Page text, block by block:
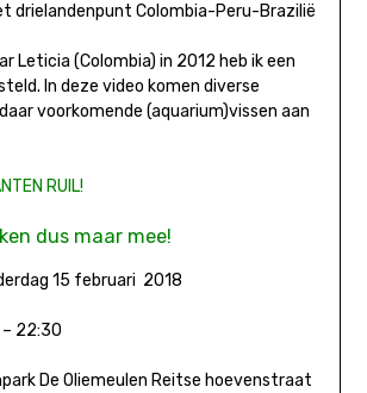
drielandenpunt Colombia-Peru-Brazilië
Leticia (Colombia) in 2012 heb ik een
In deze video komen diverse
voorkomende (aquarium)vissen aan
RUIL!
dus maar mee!
15 februari 2018
22:30
De Oliemeulen Reitse hoevenstraat